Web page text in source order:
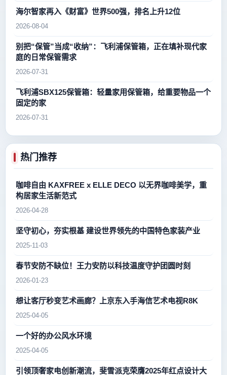
海尔智家再入《财富》世界500强，排名上升12位
2026-08-04
别把“保管”当成“收纳”：飞利浦保管箱，正在填补现代家
庭的日常保管需求
2026-07-31
飞利浦SBX125保管箱：轻量家用保管箱，给重要物品一个
固定的家
2026-07-31
热门推荐
咖啡自由 KAXFREE x ELLE DECO 以无界咖啡美学，重
构居家生活新范式
2026-04-28
坚守初心，夯实根基 建设世界领先的中国特色家装产业
2025-11-03
春节安防不缺位！王力安防以科技温度守护团圆时刻
2026-01-23
想让客厅秒变艺术画廊？上京东入手海信艺术电视R8K
2025-04-05
一个好的办公风水环境
2025-04-05
引领顶奢家电创新潮流，斐雪派克荣膺2025年红点设计大